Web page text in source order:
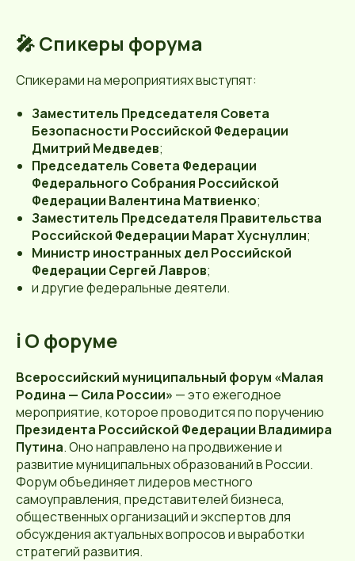
🎤 Спикеры форума
Спикерами на мероприятиях выступят:
Заместитель Председателя Совета
Безопасности Российской Федерации
Дмитрий Медведев;
Председатель Совета Федерации
Федерального Собрания Российской
Федерации Валентина Матвиенко;
Заместитель Председателя Правительства
Российской Федерации Марат Хуснуллин;
Министр иностранных дел Российской
Федерации Сергей Лавров;
и другие федеральные деятели.
ℹ️ О форуме
Всероссийский муниципальный форум «Малая
Родина — Сила России» — это ежегодное
мероприятие, которое проводится по поручению
Президента Российской Федерации Владимира
Путина. Оно направлено на продвижение и
развитие муниципальных образований в России.
Форум объединяет лидеров местного
самоуправления, представителей бизнеса,
общественных организаций и экспертов для
обсуждения актуальных вопросов и выработки
стратегий развития.